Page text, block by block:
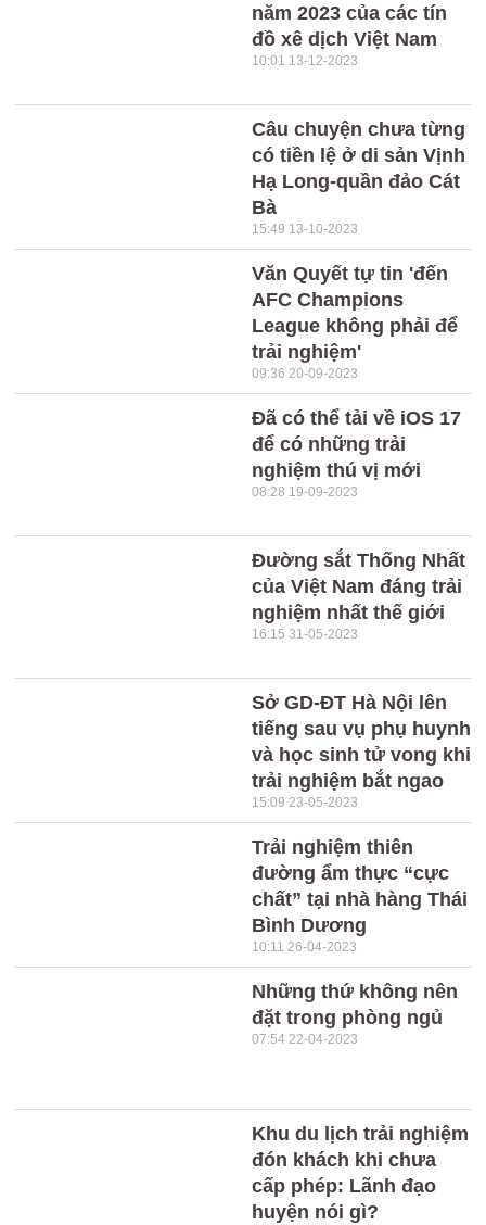
năm 2023 của các tín
đồ xê dịch Việt Nam
10:01 13-12-2023
Câu chuyện chưa từng
có tiền lệ ở di sản Vịnh
Hạ Long-quần đảo Cát
Bà
15:49 13-10-2023
Văn Quyết tự tin 'đến
AFC Champions
League không phải để
trải nghiệm'
09:36 20-09-2023
Đã có thể tải về iOS 17
để có những trải
nghiệm thú vị mới
08:28 19-09-2023
Đường sắt Thống Nhất
của Việt Nam đáng trải
nghiệm nhất thế giới
16:15 31-05-2023
Sở GD-ĐT Hà Nội lên
tiếng sau vụ phụ huynh
và học sinh tử vong khi
trải nghiệm bắt ngao
15:09 23-05-2023
Trải nghiệm thiên
đường ẩm thực “cực
chất” tại nhà hàng Thái
Bình Dương
10:11 26-04-2023
Những thứ không nên
đặt trong phòng ngủ
07:54 22-04-2023
Khu du lịch trải nghiệm
đón khách khi chưa
cấp phép: Lãnh đạo
huyện nói gì?